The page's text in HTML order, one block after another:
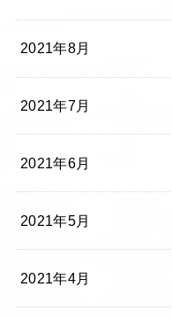
2021年8月
2021年7月
2021年6月
2021年5月
2021年4月